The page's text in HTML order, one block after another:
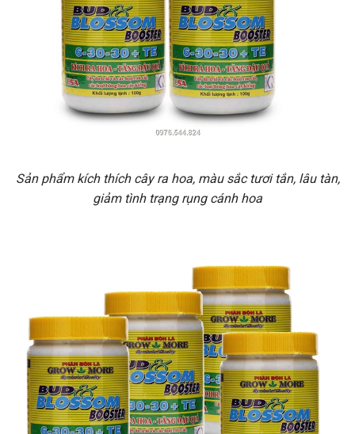
Sản phẩm kích thích cây ra hoa, màu sắc tươi tắn, lâu tàn,
giảm tình trạng rụng cánh hoa